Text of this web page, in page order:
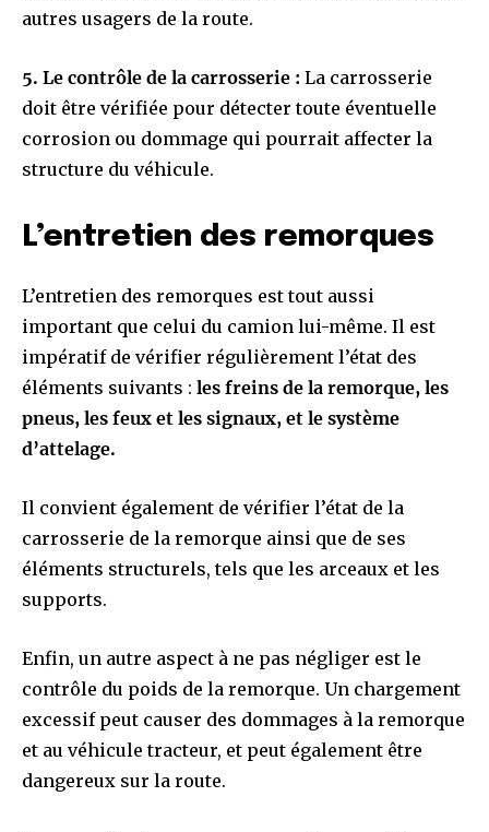
autres usagers de la route.
5. Le contrôle de la carrosserie : La carrosserie
doit être vérifiée pour détecter toute éventuelle
corrosion ou dommage qui pourrait affecter la
structure du véhicule.
L’entretien des remorques
L’entretien des remorques est tout aussi
important que celui du camion lui-même. Il est
impératif de vérifier régulièrement l’état des
éléments suivants : les freins de la remorque, les
pneus, les feux et les signaux, et le système
d’attelage.
Il convient également de vérifier l’état de la
carrosserie de la remorque ainsi que de ses
éléments structurels, tels que les arceaux et les
supports.
Enfin, un autre aspect à ne pas négliger est le
contrôle du poids de la remorque. Un chargement
excessif peut causer des dommages à la remorque
et au véhicule tracteur, et peut également être
dangereux sur la route.